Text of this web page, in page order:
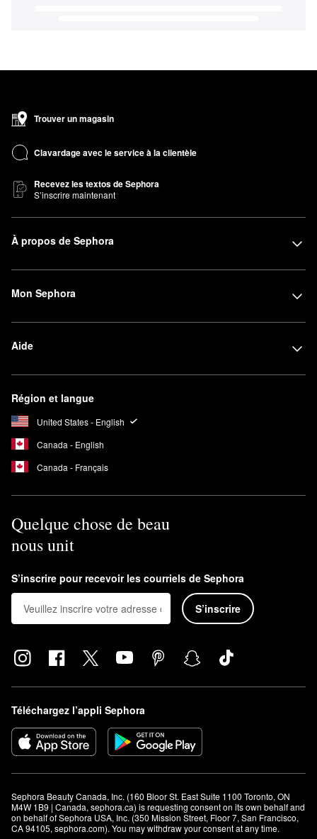
Trouver un magasin
Clavardage avec le service à la clientèle
Recevez les textos de Sephora
S’inscrire maintenant
À propos de Sephora
Mon Sephora
Aide
Région et langue
United States - English
Canada - English
Canada - Français
Quelque chose de beau
nous unit
S’inscrire pour recevoir les courriels de Sephora
S’inscrire
Téléchargez l’appli Sephora
Sephora Beauty Canada, Inc. (160 Bloor St. East Suite 1100 Toronto, ON
M4W 1B9 | Canada, sephora.ca) is requesting consent on its own behalf and
on behalf of Sephora USA, Inc. (350 Mission Street, Floor 7, San Francisco,
CA 94105, sephora.com). You may withdraw your consent at any time.